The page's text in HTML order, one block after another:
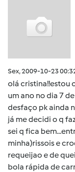
Sex, 2009-10-23
olá cristina!!estou
um ano no dia 7
desfaço pk ainda
já me decidi o q
sei q fica
minha)rissois e
requeijao e de
bola rápida de